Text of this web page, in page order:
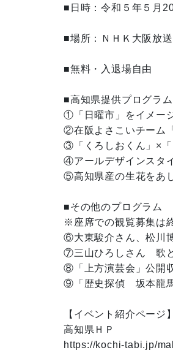
■日時：令和５年５月
■場所：ＮＨＫ大阪放
■無料・入退場自由
■高知県提供プログラ
①「日曜市」をイメー
②在阪よさこいチーム
③「くろしおくん」×「
④アールデザインスタ
⑤高知県産の生花をあ
■その他のプログラム
※座席での観覧募集は
⑥大東駿介さん、松川
⑦三山ひろしさん　歌
⑧「上方演芸会」公開
⑨「歴史探偵　坂本龍
【イベント紹介ページ】
高知県ＨＰ
https://kochi-tabi.jp/